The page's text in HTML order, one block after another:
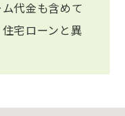
代金も含めて
宅ローンと異